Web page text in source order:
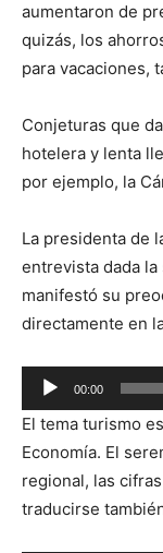
aumentaron de
quizás, los
para vacaciones,
Conjeturas que
hotelera y lenta
por ejemplo, la
La presidenta de
entrevista dada la
manifestó su
directamente en
Reproductor
de
audio
00:00
El tema turismo
Economía. El
regional, las
traducirse